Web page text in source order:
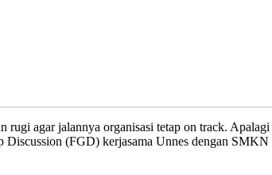
agar jalannya organisasi tetap on track.
(FGD) kerjasama Unnes dengan